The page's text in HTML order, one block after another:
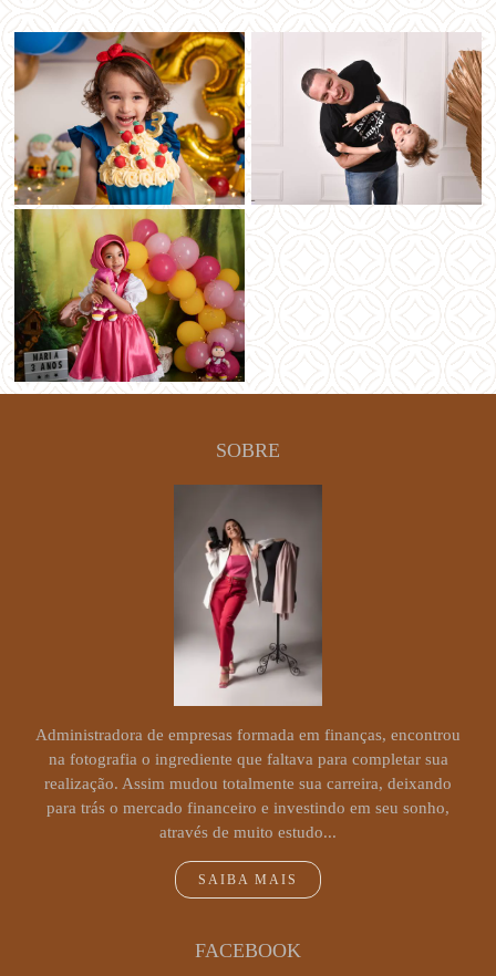
SOBRE
Administradora de empresas formada em finanças, encontrou
na fotografia o ingrediente que faltava para completar sua
realização. Assim mudou totalmente sua carreira, deixando
para trás o mercado financeiro e investindo em seu sonho,
através de muito estudo...
SAIBA MAIS
FACEBOOK